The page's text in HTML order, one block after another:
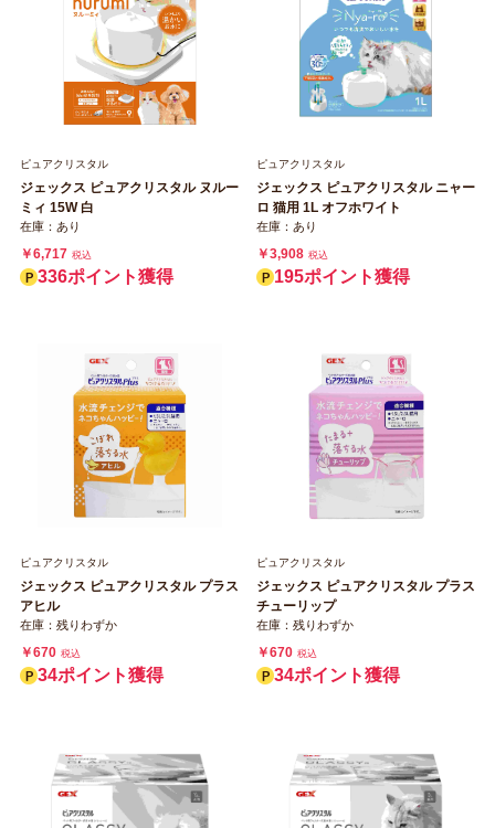
ピュアクリスタル
ジェックス ピュアクリスタル ヌルー
ミィ 15W 白
在庫：あり
￥6,717 税込
336ポイント獲得
ピュアクリスタル
ジェックス ピュアクリスタル ニャー
ロ 猫用 1L オフホワイト
在庫：あり
￥3,908 税込
195ポイント獲得
ピュアクリスタル
ジェックス ピュアクリスタル プラス
アヒル
在庫：残りわずか
￥670 税込
34ポイント獲得
ピュアクリスタル
ジェックス ピュアクリスタル プラス
チューリップ
在庫：残りわずか
￥670 税込
34ポイント獲得